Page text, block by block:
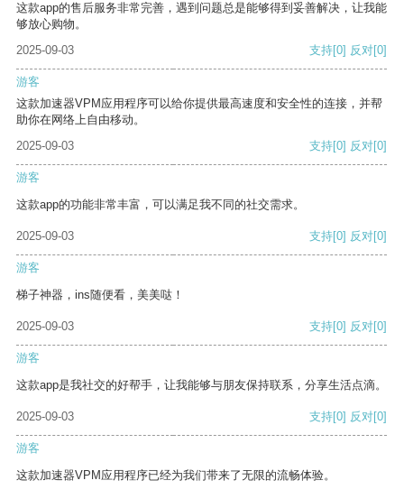
这款app的售后服务非常完善，遇到问题总是能够得到妥善解决，让我能
够放心购物。
2025-09-03
支持[0] 反对[0]
游客
这款加速器VPM应用程序可以给你提供最高速度和安全性的连接，并帮
助你在网络上自由移动。
2025-09-03
支持[0] 反对[0]
游客
这款app的功能非常丰富，可以满足我不同的社交需求。
2025-09-03 支持[0] 反对[0]
游客
梯子神器，ins随便看，美美哒！
2025-09-03 支持[0] 反对[0]
游客
这款app是我社交的好帮手，让我能够与朋友保持联系，分享生活点滴。
2025-09-03 支持[0] 反对[0]
游客
这款加速器VPM应用程序已经为我们带来了无限的流畅体验。